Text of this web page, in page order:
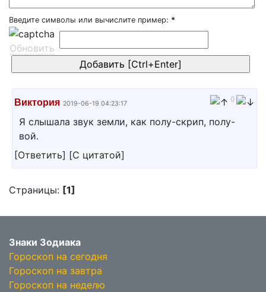
Введите символы или вычислите пример: *
Обновить
Виктория 2019-06-19 04:23:17 0
Я слышала звук земли, как полу-скрип, полу-
вой.
[Ответить] [С цитатой]
Страницы: [1]
Знаки Зодиака
Гороскоп на сегодня
Гороскоп на завтра
Гороскоп на неделю